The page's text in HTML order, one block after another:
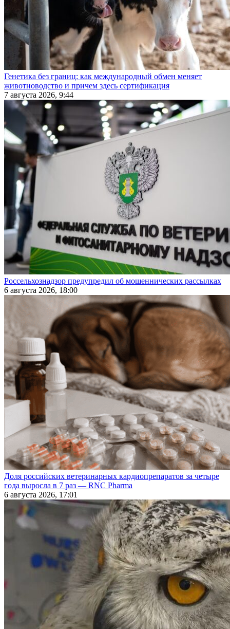
Генетика без границ: как международный обмен меняет
животноводство и причем здесь сертификация
7 августа 2026, 9:44
Россельхознадзор предупредил об мошеннических рассылках
6 августа 2026, 18:00
Доля российских ветеринарных кардиопрепаратов за четыре
года выросла в 7 раз — RNC Pharma
6 августа 2026, 17:01